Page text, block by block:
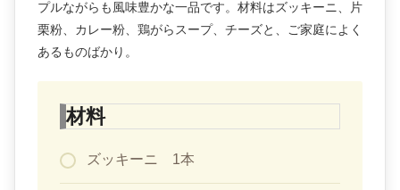
プルながらも風味豊かな一品です。材料はズッキーニ、片
栗粉、カレー粉、鶏がらスープ、チーズと、ご家庭によく
あるものばかり。
材料
ズッキーニ 1本